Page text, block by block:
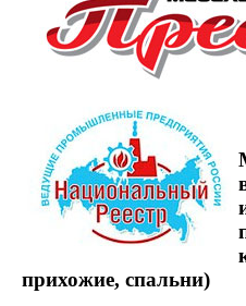
прихожие, спальни)